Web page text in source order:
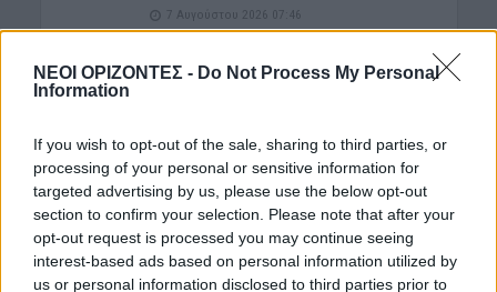
ΝΕΟΙ ΟΡΙΖΟΝΤΕΣ - Do Not Process My Personal
Information
If you wish to opt-out of the sale, sharing to third parties, or
processing of your personal or sensitive information for
targeted advertising by us, please use the below opt-out
section to confirm your selection. Please note that after your
opt-out request is processed you may continue seeing
interest-based ads based on personal information utilized by
us or personal information disclosed to third parties prior to
7 Αυγούστου 2026 07:46
Tα ζώδια της Παρασκευής 7
ΕΝΔΙΑΦΕΡΟΝΤΑ
Τζόκερ: Αυτοί είναι οι τυχεροί αριθμοί
που κερδίζουν πάνω από 2 εκατ.
ευρώ
7 Αυγούστου 2026 07:39